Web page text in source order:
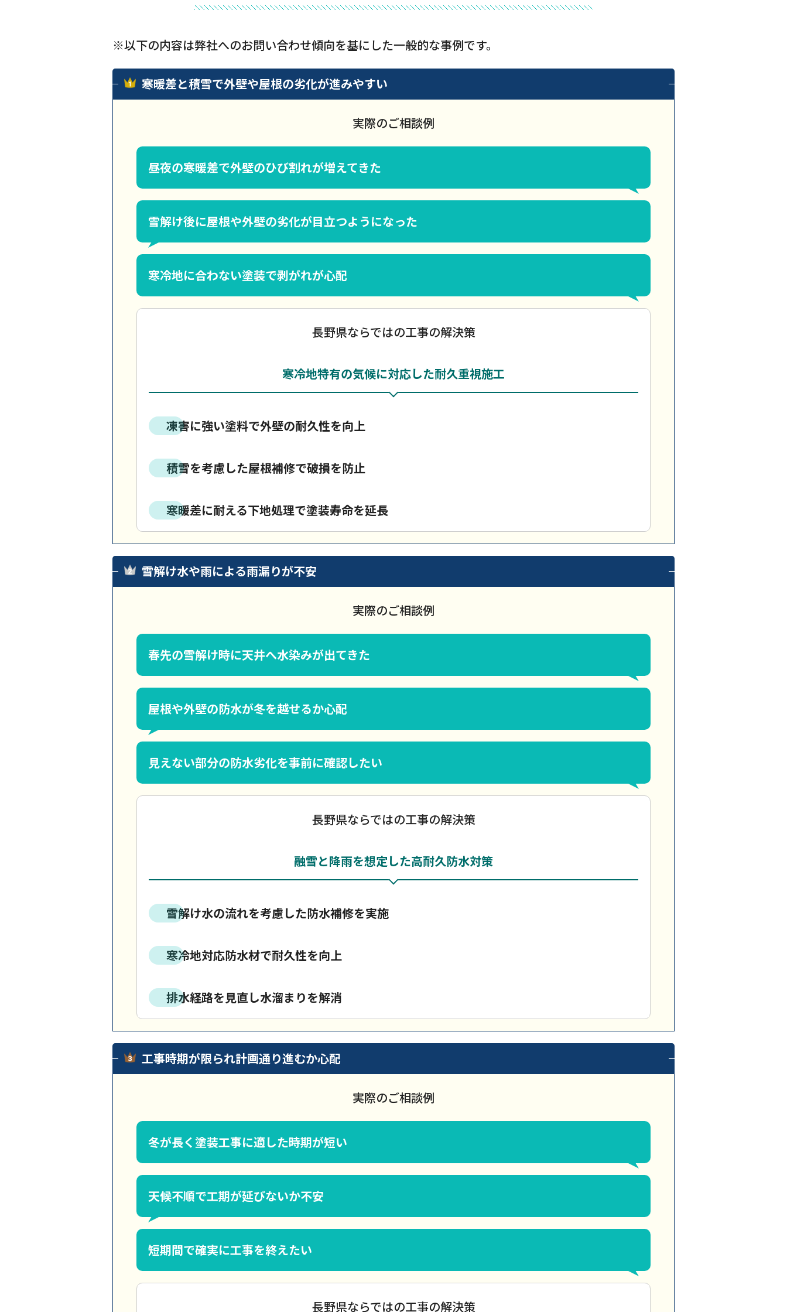
※以下の内容は弊社へのお問い合わせ傾向を基にした一般的な事例です。
寒暖差と積雪で外壁や屋根の劣化が進みやすい
実際のご相談例
昼夜の寒暖差で外壁のひび割れが増えてきた
雪解け後に屋根や外壁の劣化が目立つようになった
寒冷地に合わない塗装で剥がれが心配
長野県ならではの工事の解決策
寒冷地特有の気候に対応した耐久重視施工
凍害に強い塗料で外壁の耐久性を向上
積雪を考慮した屋根補修で破損を防止
寒暖差に耐える下地処理で塗装寿命を延長
雪解け水や雨による雨漏りが不安
実際のご相談例
春先の雪解け時に天井へ水染みが出てきた
屋根や外壁の防水が冬を越せるか心配
見えない部分の防水劣化を事前に確認したい
長野県ならではの工事の解決策
融雪と降雨を想定した高耐久防水対策
雪解け水の流れを考慮した防水補修を実施
寒冷地対応防水材で耐久性を向上
排水経路を見直し水溜まりを解消
工事時期が限られ計画通り進むか心配
実際のご相談例
冬が長く塗装工事に適した時期が短い
天候不順で工期が延びないか不安
短期間で確実に工事を終えたい
長野県ならではの工事の解決策